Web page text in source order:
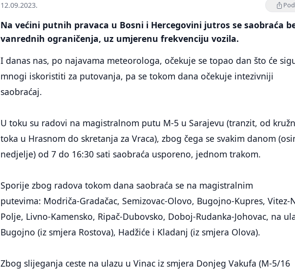
12.09.2023.
Na većini putnih pravaca u Bosni i Hercegovini jutros se saobraća
vanrednih ograničenja, uz umjerenu frekvenciju vozila.
I danas nas, po najavama meteorologa, očekuje se topao dan što će
mnogi iskoristiti za putovanja, pa se tokom dana očekuje intezivniji
saobraćaj.
U toku su radovi na magistralnom putu M-5 u Sarajevu (tranzit, od
toka u Hrasnom do skretanja za Vraca), zbog čega se svakim danom
nedjelje) od 7 do 16:30 sati saobraća usporeno, jednom trakom.
Sporije zbog radova tokom dana saobraća se na magistralnim
putevima: Modriča-Gradačac, Semizovac-Olovo, Bugojno-Kupres, Vitez-
Polje, Livno-Kamensko, Ripač-Dubovsko, Doboj-Rudanka-Johovac, na
Bugojno (iz smjera Rostova), Hadžiće i Kladanj (iz smjera Olova).
Zbog slijeganja ceste na ulazu u Vinac iz smjera Donjeg Vakufa (M-5/16